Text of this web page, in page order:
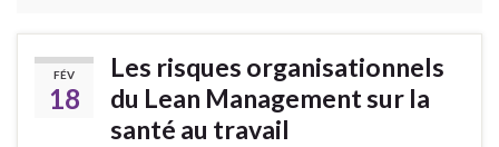
FÉV
18
Les risques organisationnels
du Lean Management sur la
santé au travail